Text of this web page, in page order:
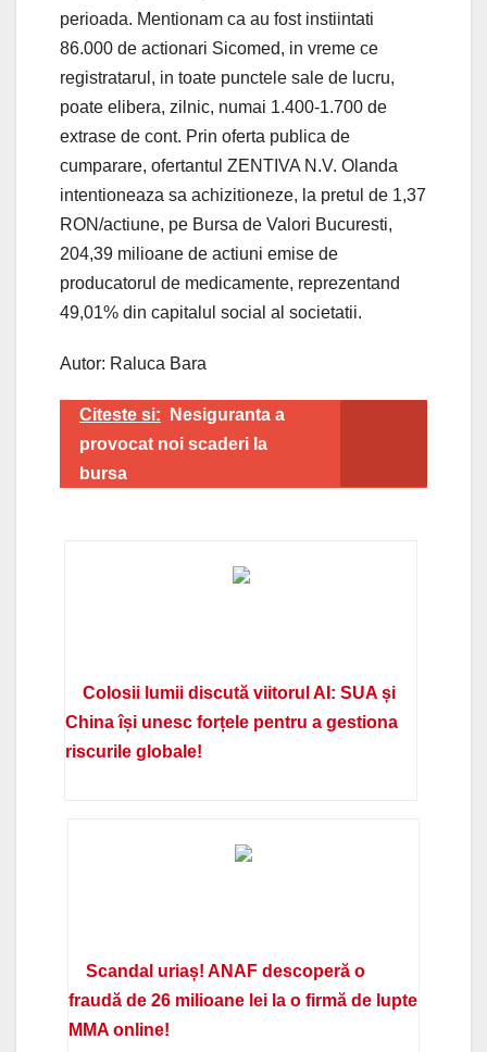
perioada. Mentionam ca au fost instiintati
86.000 de actionari Sicomed, in vreme ce
registratarul, in toate punctele sale de lucru,
poate elibera, zilnic, numai 1.400-1.700 de
extrase de cont. Prin oferta publica de
cumparare, ofertantul ZENTIVA N.V. Olanda
intentioneaza sa achizitioneze, la pretul de 1,37
RON/actiune, pe Bursa de Valori Bucuresti,
204,39 milioane de actiuni emise de
producatorul de medicamente, reprezentand
49,01% din capitalul social al societatii.
Autor: Raluca Bara
Citeste si:
Nesiguranta a
provocat noi scaderi la
bursa
Colosii lumii discută viitorul AI: SUA și
China își unesc forțele pentru a gestiona
riscurile globale!
Scandal uriaș! ANAF descoperă o
fraudă de 26 milioane lei la o firmă de lupte
MMA online!